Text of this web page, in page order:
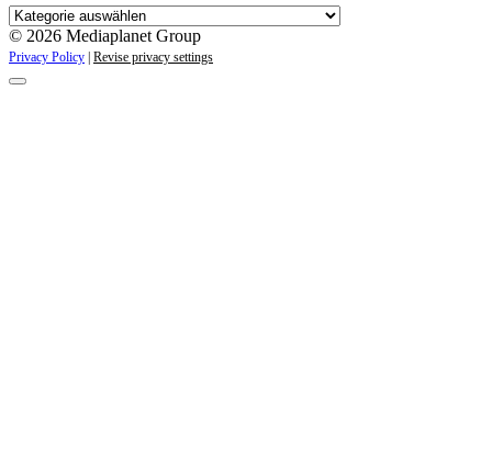
Kategorien
© 2026 Mediaplanet Group
Privacy Policy | Revise privacy settings